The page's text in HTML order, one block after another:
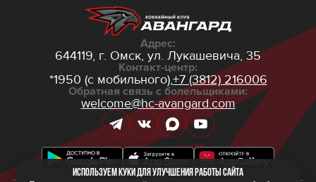
Адрес:
644119, г. Омск, ул. Лукашевича, 35
Контакт-центр:
*1950 (с мобильного),+7 (3812) 216006
Обратная связь с болельщиками:
welcome@hc-avangard.com
Используем куки для улучшения работы сайта